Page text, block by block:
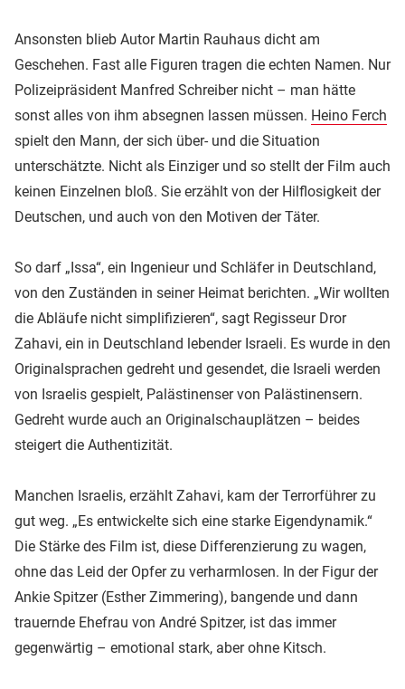
Ansonsten blieb Autor Martin Rauhaus dicht am
Geschehen. Fast alle Figuren tragen die echten Namen. Nur
Polizeipräsident Manfred Schreiber nicht – man hätte
sonst alles von ihm absegnen lassen müssen. Heino Ferch
spielt den Mann, der sich über- und die Situation
unterschätzte. Nicht als Einziger und so stellt der Film auch
keinen Einzelnen bloß. Sie erzählt von der Hilflosigkeit der
Deutschen, und auch von den Motiven der Täter.
So darf „Issa“, ein Ingenieur und Schläfer in Deutschland,
von den Zuständen in seiner Heimat berichten. „Wir wollten
die Abläufe nicht simplifizieren“, sagt Regisseur Dror
Zahavi, ein in Deutschland lebender Israeli. Es wurde in den
Originalsprachen gedreht und gesendet, die Israeli werden
von Israelis gespielt, Palästinenser von Palästinensern.
Gedreht wurde auch an Originalschauplätzen – beides
steigert die Authentizität.
Manchen Israelis, erzählt Zahavi, kam der Terrorführer zu
gut weg. „Es entwickelte sich eine starke Eigendynamik.“
Die Stärke des Film ist, diese Differenzierung zu wagen,
ohne das Leid der Opfer zu verharmlosen. In der Figur der
Ankie Spitzer (Esther Zimmering), bangende und dann
trauernde Ehefrau von André Spitzer, ist das immer
gegenwärtig – emotional stark, aber ohne Kitsch.